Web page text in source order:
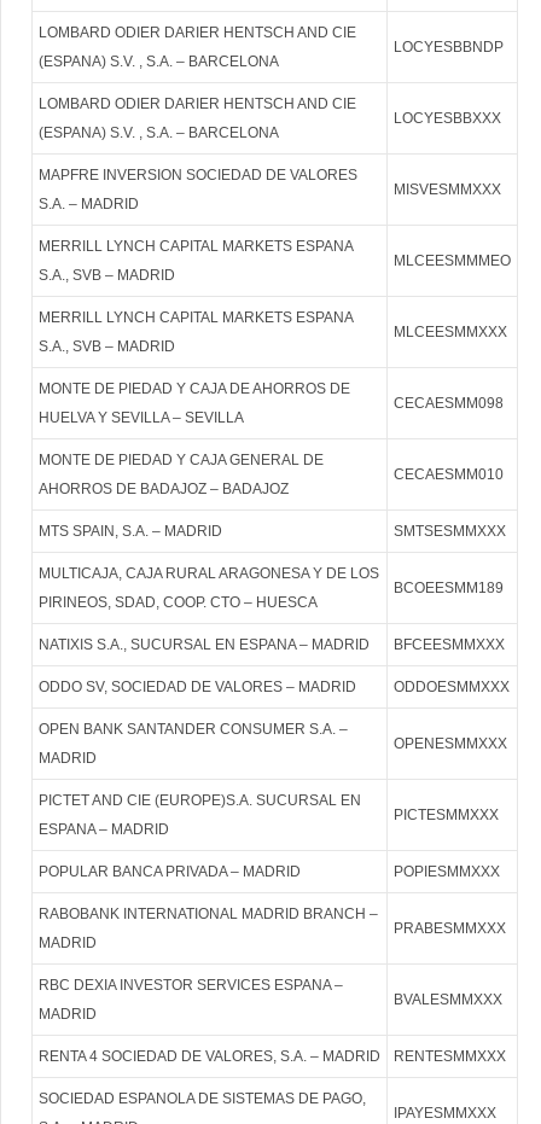
LOMBARD ODIER DARIER HENTSCH AND CIE
(ESPANA) S.V. , S.A. – BARCELONA
LOCYESBBNDP
LOMBARD ODIER DARIER HENTSCH AND CIE
(ESPANA) S.V. , S.A. – BARCELONA
LOCYESBBXXX
MAPFRE INVERSION SOCIEDAD DE VALORES
S.A. – MADRID
MISVESMMXXX
MERRILL LYNCH CAPITAL MARKETS ESPANA
S.A., SVB – MADRID
MLCEESMMMEO
MERRILL LYNCH CAPITAL MARKETS ESPANA
S.A., SVB – MADRID
MLCEESMMXXX
MONTE DE PIEDAD Y CAJA DE AHORROS DE
HUELVA Y SEVILLA – SEVILLA
CECAESMM098
MONTE DE PIEDAD Y CAJA GENERAL DE
AHORROS DE BADAJOZ – BADAJOZ
CECAESMM010
MTS SPAIN, S.A. – MADRID SMTSESMMXXX
MULTICAJA, CAJA RURAL ARAGONESA Y DE LOS
PIRINEOS, SDAD, COOP. CTO – HUESCA
BCOEESMM189
NATIXIS S.A., SUCURSAL EN ESPANA – MADRID BFCEESMMXXX
ODDO SV, SOCIEDAD DE VALORES – MADRID ODDOESMMXXX
OPEN BANK SANTANDER CONSUMER S.A. –
MADRID
OPENESMMXXX
PICTET AND CIE (EUROPE)S.A. SUCURSAL EN
ESPANA – MADRID
PICTESMMXXX
POPULAR BANCA PRIVADA – MADRID POPIESMMXXX
RABOBANK INTERNATIONAL MADRID BRANCH –
MADRID
PRABESMMXXX
RBC DEXIA INVESTOR SERVICES ESPANA –
MADRID
BVALESMMXXX
RENTA 4 SOCIEDAD DE VALORES, S.A. – MADRID RENTESMMXXX
SOCIEDAD ESPANOLA DE SISTEMAS DE PAGO,
IPAYESMMXXX